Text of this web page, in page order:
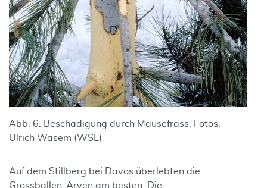
Abb. 6: Beschädigung durch Mäusefrass. Fotos:
Ulrich Wasem (WSL)
Auf dem Stillberg bei Davos überlebten die
Grossballen-Arven am besten. Die